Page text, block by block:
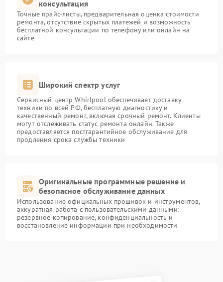
консультация
Точные прайс-листы, предварительная оценка стоимости
ремонта, отсутствие скрытых платежей и возможность
бесплатной консультации по телефону или онлайн на
сайте
Широкий спектр услуг
Сервисный центр Whirlpool обеспечивает доставку
техники по всей РФ, бесплатную диагностику и
качественный ремонт, включая срочный ремонт. Клиенты
могут отслеживать статус ремонта онлайн. Также
предоставляется постгарантийное обслуживание для
продления срока службы техники
Оригинальные программные решение и
безопасное обслуживание данных
Использование официальных прошивок и инструментов,
аккуратная работа с пользовательскими данными:
резервное копирование, конфиденциальность и
восстановление информации при необходимости